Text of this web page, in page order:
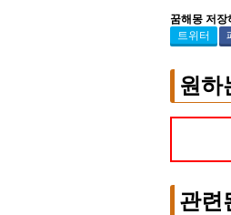
꿈해몽 저장
트위터
원하
관련